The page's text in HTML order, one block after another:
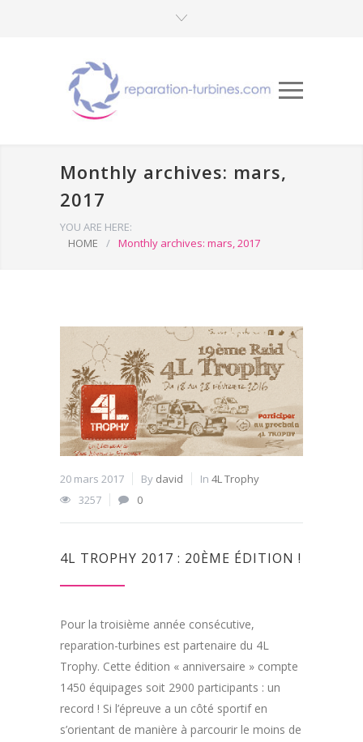
Monthly archives: mars,
2017
YOU ARE HERE:
HOME
/ Monthly archives: mars, 2017
20 mars 2017 By david In 4L Trophy
3257
0
4L TROPHY 2017 : 20ÈME ÉDITION !
Pour la troisième année consécutive,
reparation-turbines est partenaire du 4L
Trophy. Cette édition « anniversaire » compte
1450 équipages soit 2900 participants : un
record ! Si l’épreuve a un côté sportif en
s’orientant de manière à parcourir le moins de